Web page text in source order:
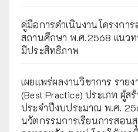
คู่มือการดำเนินงานโครงกา
สถานศึกษา พ.ศ.2568 แนว
มีประสิทธิภาพ
เผยเเพร่ผลงานวิชาการ รา
(Best Practice) ประเภท ผู้ส
ประจำปีงบประมาณ พ.ศ.
นวัตกรรมการเรียนการสอน